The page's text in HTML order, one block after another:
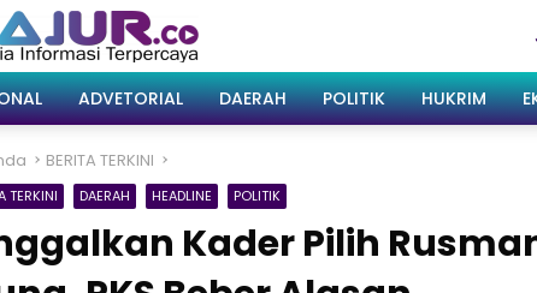
ADVETORIAL DAERAH POLITIK HUKRIM
BERITA TERKINI
TERKINI DAERAH HEADLINE POLITIK
Kader Pilih